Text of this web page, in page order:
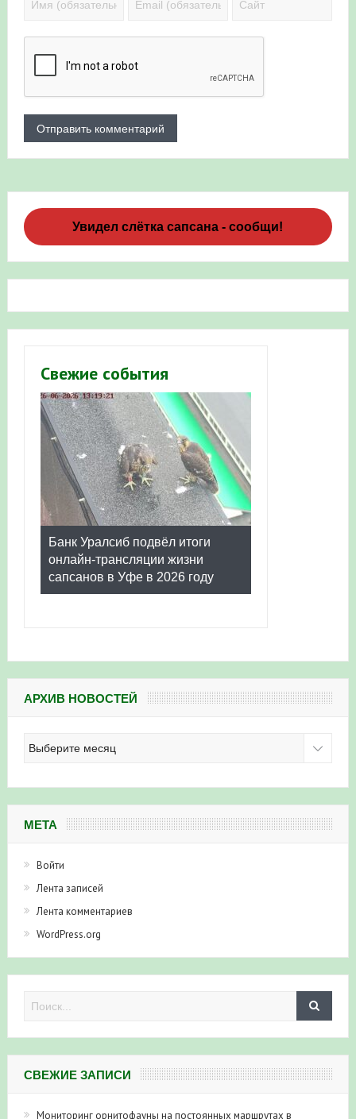
Увидел слётка сапсана - сообщи!
Свежие события
Банк Уралсиб подвёл итоги
онлайн-трансляции жизни
сапсанов в Уфе в 2026 году
АРХИВ НОВОСТЕЙ
новостей
МЕТА
Войти
Лента записей
Лента комментариев
WordPress.org
СВЕЖИЕ ЗАПИСИ
Мониторинг орнитофауны на постоянных маршрутах в